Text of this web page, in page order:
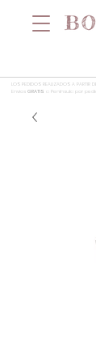
LOS PEDIDOS REALIZADOS A PARTIR
Envios GRATIS a Península por